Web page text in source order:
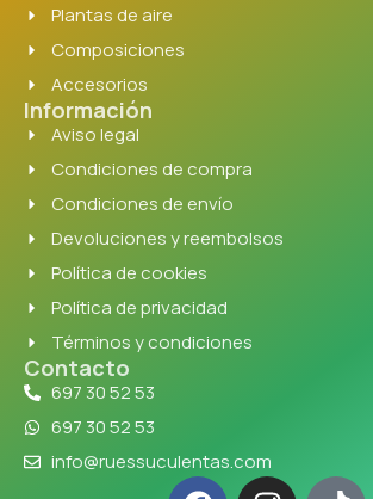
Plantas de aire
Composiciones
Accesorios
Información
Aviso legal
Condiciones de compra
Condiciones de envío
Devoluciones y reembolsos
Política de cookies
Política de privacidad
Términos y condiciones
Contacto
697 30 52 53
697 30 52 53
info@ruessuculentas.com